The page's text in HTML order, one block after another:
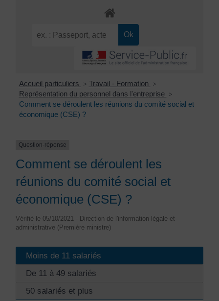
Accueil particuliers > Travail - Formation >
Représentation du personnel dans l'entreprise >
Comment se déroulent les réunions du comité social et
économique (CSE) ?
Question-réponse
Comment se déroulent les
réunions du comité social et
économique (CSE) ?
Vérifié le 05/10/2021 - Direction de l'information légale et
administrative (Première ministre)
Moins de 11 salariés
De 11 à 49 salariés
50 salariés et plus